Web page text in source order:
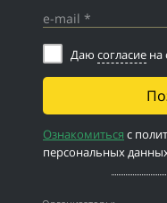
e-mail *
Даю согласиена
Ознакомиться с
персональных